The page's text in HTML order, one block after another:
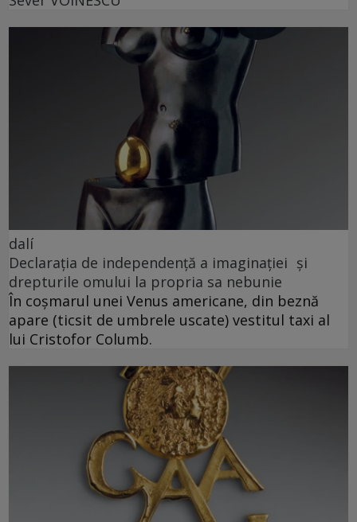
dalí
Declarația de independență a imaginației și
drepturile omului la propria sa nebunie
În coșmarul unei Venus americane, din beznă
apare (ticsit de umbrele uscate) vestitul taxi al
lui Cristofor Columb.